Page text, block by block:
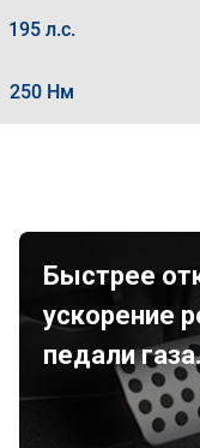
195 л.с.
250 Нм
Быстрее
ускорение
педали